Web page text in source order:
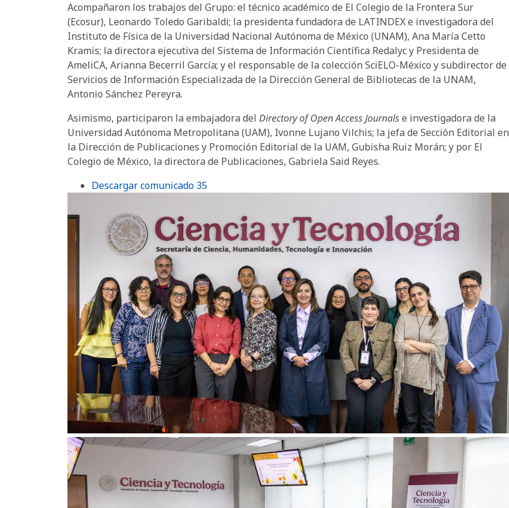
Acompañaron los trabajos del Grupo: el técnico académico de El Colegio de la Frontera Sur
(Ecosur), Leonardo Toledo Garibaldi; la presidenta fundadora de LATINDEX e investigadora del
Instituto de Física de la Universidad Nacional Autónoma de México (UNAM), Ana María Cetto
Kramis; la directora ejecutiva del Sistema de Información Científica Redalyc y Presidenta de
AmeliCA, Arianna Becerril García; y el responsable de la colección SciELO-México y subdirector de
Servicios de Información Especializada de la Dirección General de Bibliotecas de la UNAM,
Antonio Sánchez Pereyra.
Asimismo, participaron la embajadora del Directory of Open Access Journalse investigadora de la
Universidad Autónoma Metropolitana (UAM), Ivonne Lujano Vilchis; la jefa de Sección Editorial en
la Dirección de Publicaciones y Promoción Editorial de la UAM, Gubisha Ruiz Morán; y por El
Colegio de México, la directora de Publicaciones, Gabriela Said Reyes.
Descargar comunicado 35